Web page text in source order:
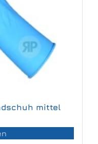
mittel